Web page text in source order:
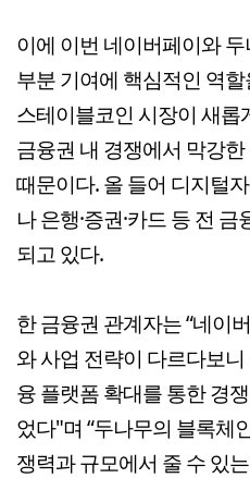
이에 이번 네이버페이와
부분 기여에 핵심적인 역
스테이블코인 시장이 새롭
금융권 내 경쟁에서 막강
때문이다. 올 들어 디지털
나 은행·증권·카드 등 전
되고 있다.
한 금융권 관계자는 “네이
와 사업 전략이 다르다보
융 플랫폼 확대를 통한 경
었다"며 “두나무의 블록체
쟁력과 규모에서 줄 수 있